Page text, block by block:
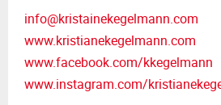
info@kristainekegelmann.com
www.kristianekegelmann.com
www.facebook.com/kkegelmann
www.instagram.com/